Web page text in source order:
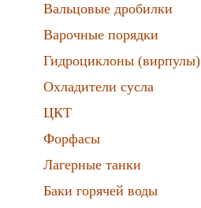
Вальцовые дробилки
Варочные порядки
Гидроциклоны (вирпулы)
Охладители сусла
ЦКТ
Форфасы
Лагерные танки
Баки горячей воды